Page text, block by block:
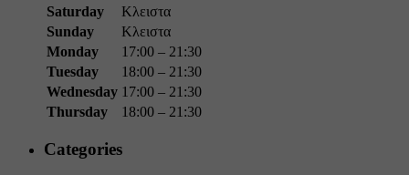
Saturday
Κλειστα
Sunday
Κλειστα
Monday
17:00 – 21:30
Tuesday
18:00 – 21:30
Wednesday 17:00 – 21:30
Thursday
18:00 – 21:30
Categories